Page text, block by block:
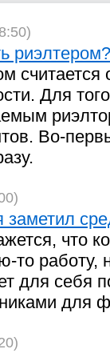
риэлтером?
Для
Во-
что
то работу,
для себя
для